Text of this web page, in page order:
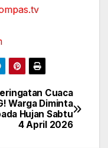
Cuaca
Warga Diminta
Hujan Sabtu
4 April 2026